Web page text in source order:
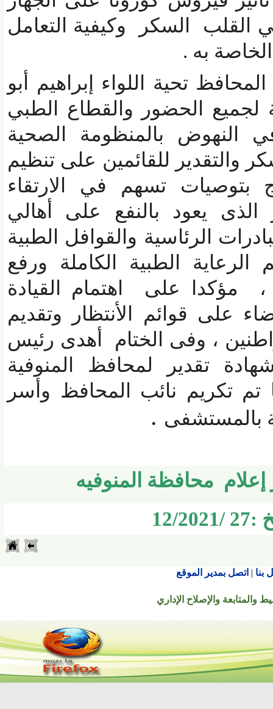
السكر وكيفية التعامل
به.
تحية اللواء إبراهيم أبو
الحضور والقطاع الطبي
النهوض بالمنظومة الصحية
والتقدير للقائمين على تنظيم
بتوصيات تسهم في الارتقاء
يعود بالنفع على أهالي
الرئاسية والقوافل الطبية
الطبية الكاملة ورفع
على اهتمام القيادة
على قوائم الأنتظار وتقديم
، وفى الختام أهدى رئيس
تقدير لمحافظ المنوفية
تكريم نائب المحافظ وأسر
.
محافظة المنوفيه
| اتصل بمدير الموقع
والإصلاح الإداري